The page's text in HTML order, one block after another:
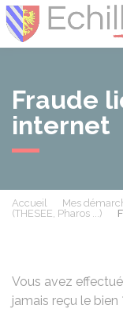
Fraude
internet
Accueil Mes
(THESEE, Pharos ...)
Vous avez
jamais reçu le